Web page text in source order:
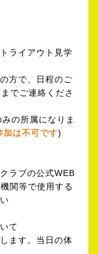
ライアウト見学
方で、日程のご
までご連絡 くださ
の所属になりま
加は不可です)
ラブの公式WEB
関等で使用する
て
ます。当日の体